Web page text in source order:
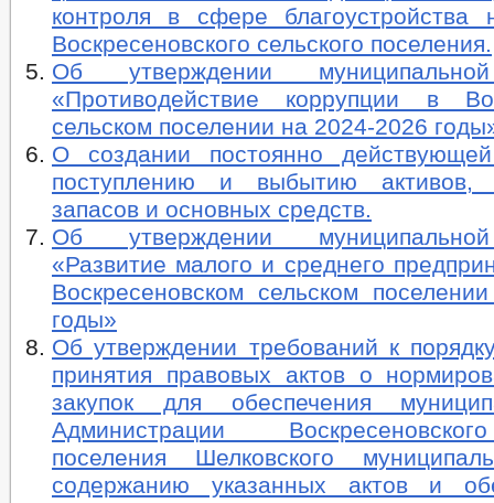
контроля в сфере благоустройства
Воскресеновского сельского поселения.
Об утверждении
«Противодействие коррупции в
сельском поселении на 2024-2026
О создании постоянно
поступлению и выбытию активов,
запасов и основных средств.
Об утверждении
«Развитие малого и среднего
Воскресеновском сельском
годы»
Об утверждении требований к
принятия правовых актов о
закупок для обеспечения
Администрации
поселения Шелковского
содержанию указанных актов и